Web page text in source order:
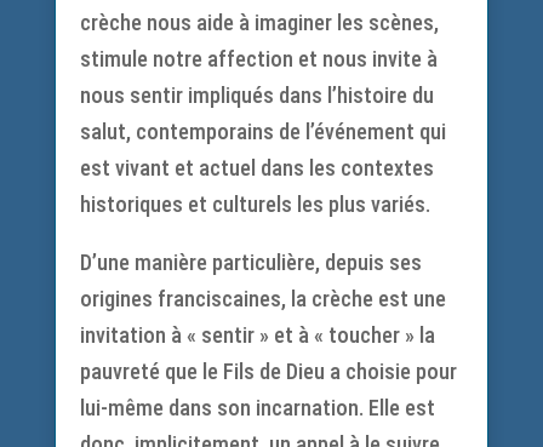
crèche nous aide à imaginer les scènes,
stimule notre affection et nous invite à
nous sentir impliqués dans l’histoire du
salut, contemporains de l’événement qui
est vivant et actuel dans les contextes
historiques et culturels les plus variés.
D’une manière particulière, depuis ses
origines franciscaines, la crèche est une
invitation à « sentir » et à « toucher » la
pauvreté que le Fils de Dieu a choisie pour
lui-même dans son incarnation. Elle est